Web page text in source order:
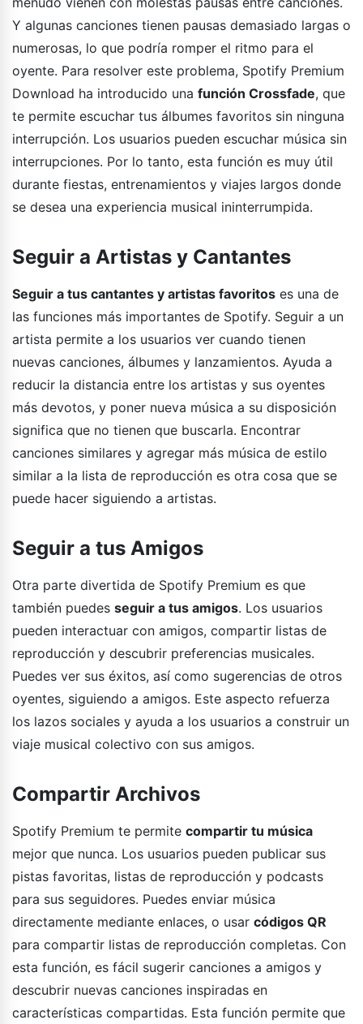
Y algunas canciones tienen pausas demasiado largas o
numerosas, lo que podría romper el ritmo para el
oyente. Para resolver este problema, Spotify Premium
Download ha introducido una función Crossfade, que
te permite escuchar tus álbumes favoritos sin ninguna
interrupción. Los usuarios pueden escuchar música sin
interrupciones. Por lo tanto, esta función es muy útil
durante fiestas, entrenamientos y viajes largos donde
se desea una experiencia musical ininterrumpida.
Seguir a Artistas y Cantantes
Seguir a tus cantantes y artistas favoritos es una de
las funciones más importantes de Spotify. Seguir a un
artista permite a los usuarios ver cuando tienen
nuevas canciones, álbumes y lanzamientos. Ayuda a
reducir la distancia entre los artistas y sus oyentes
más devotos, y poner nueva música a su disposición
significa que no tienen que buscarla. Encontrar
canciones similares y agregar más música de estilo
similar a la lista de reproducción es otra cosa que se
puede hacer siguiendo a artistas.
Seguir a tus Amigos
Otra parte divertida de Spotify Premium es que
también puedes seguir a tus amigos. Los usuarios
pueden interactuar con amigos, compartir listas de
reproducción y descubrir preferencias musicales.
Puedes ver sus éxitos, así como sugerencias de otros
oyentes, siguiendo a amigos. Este aspecto refuerza
los lazos sociales y ayuda a los usuarios a construir un
viaje musical colectivo con sus amigos.
Compartir Archivos
Spotify Premium te permite compartir tu música
mejor que nunca. Los usuarios pueden publicar sus
pistas favoritas, listas de reproducción y podcasts
para sus seguidores. Puedes enviar música
directamente mediante enlaces, o usar códigos QR
para compartir listas de reproducción completas. Con
esta función, es fácil sugerir canciones a amigos y
descubrir nuevas canciones inspiradas en
características compartidas. Esta función permite que